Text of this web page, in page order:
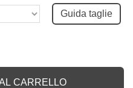
Guida taglie
CARRELLO